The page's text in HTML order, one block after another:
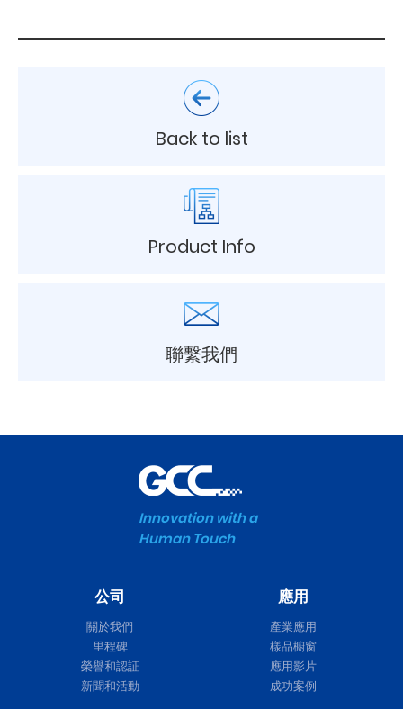
Back to list
Product Info
聯繫我們
Innovation with a
Human Touch
公司
關於我們
里程碑
榮譽和認証
新聞和活動
應用
產業應用
樣品櫥窗
應用影片
成功案例